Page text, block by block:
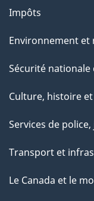
Impôts
Environnement et
Sécurité nationale
Culture, histoire
Services de
Transport et
Le Canada et le